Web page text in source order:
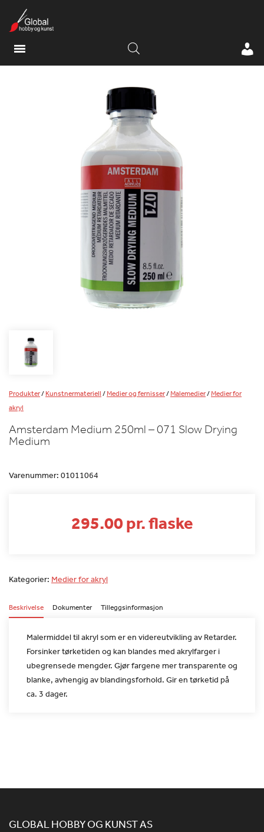
Produkter/Kunstnermateriell/Medier og fernisser/Malemedier/Medier for
akryl
Amsterdam Medium 250ml – 071 Slow Drying
Medium
Varenummer: 01011064
295.00 pr. flaske
Kategorier: Medier for akryl
Beskrivelse Dokumenter Tilleggsinformasjon
Malermiddel til akryl som er en videreutvikling av Retarder.
Forsinker tørketiden og kan blandes med akrylfarger i
ubegrensede mengder. Gjør fargene mer transparente og
blanke, avhengig avblandingsforhold. Gir en tørketid på
ca. 3 dager.
GLOBAL HOBBY OG KUNST AS